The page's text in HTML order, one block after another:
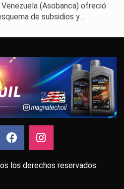
(Asobanca) ofreció
de subsidios y…
los derechos reservados.